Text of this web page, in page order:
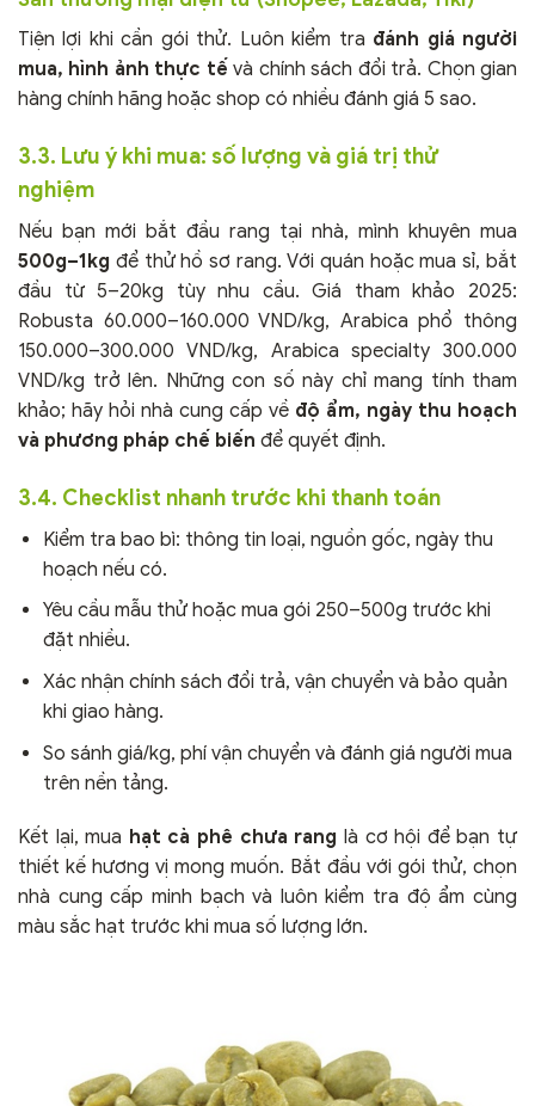
Tiện lợi khi cần gói thử. Luôn kiểm tra đánh giá người
mua, hình ảnh thực tế và chính sách đổi trả. Chọn gian
hàng chính hãng hoặc shop có nhiều đánh giá 5 sao.
3.3. Lưu ý khi mua: số lượng và giá trị thử
nghiệm
Nếu bạn mới bắt đầu rang tại nhà, mình khuyên mua
500g–1kg để thử hồ sơ rang. Với quán hoặc mua sỉ, bắt
đầu từ 5–20kg tùy nhu cầu. Giá tham khảo 2025:
Robusta 60.000–160.000 VND/kg, Arabica phổ thông
150.000–300.000 VND/kg, Arabica specialty 300.000
VND/kg trở lên. Những con số này chỉ mang tính tham
khảo; hãy hỏi nhà cung cấp về độ ẩm, ngày thu hoạch
và phương pháp chế biến để quyết định.
3.4. Checklist nhanh trước khi thanh toán
Kiểm tra bao bì: thông tin loại, nguồn gốc, ngày thu
hoạch nếu có.
Yêu cầu mẫu thử hoặc mua gói 250–500g trước khi
đặt nhiều.
Xác nhận chính sách đổi trả, vận chuyển và bảo quản
khi giao hàng.
So sánh giá/kg, phí vận chuyển và đánh giá người mua
trên nền tảng.
Kết lại, mua hạt cà phê chưa rang là cơ hội để bạn tự
thiết kế hương vị mong muốn. Bắt đầu với gói thử, chọn
nhà cung cấp minh bạch và luôn kiểm tra độ ẩm cùng
màu sắc hạt trước khi mua số lượng lớn.